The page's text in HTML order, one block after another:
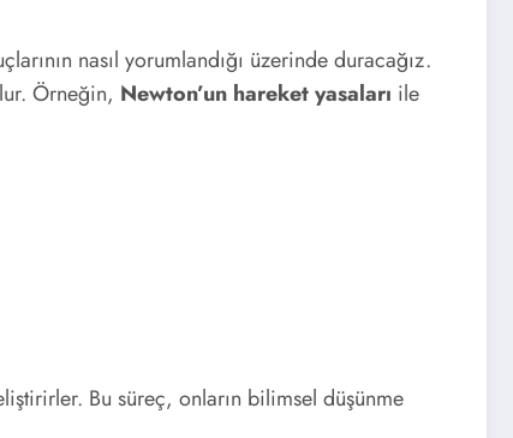
nasıl yorumlandığı üzerinde duracağız.
Örneğin, Newton’un hareket yasaları ile
Bu süreç, onların bilimsel düşünme